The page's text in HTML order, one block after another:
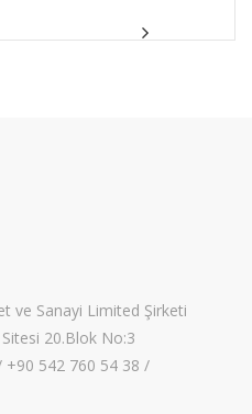
ve Sanayi Limited Şirketi
20.Blok No:3
+90 542 760 54 38 /